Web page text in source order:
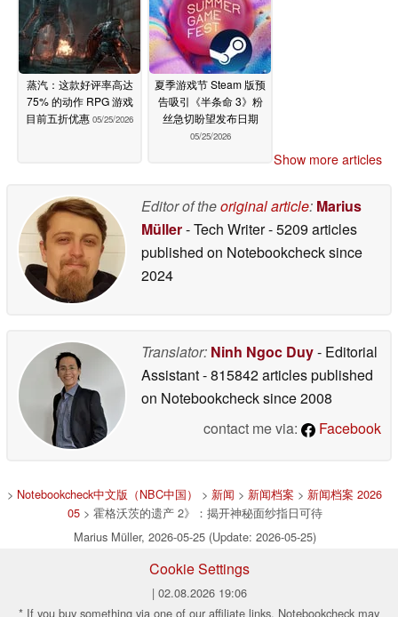
蒸汽：这款好评率高达
75% 的动作 RPG 游戏
目前五折优惠 05/25/2026
夏季游戏节 Steam 版预
告吸引《半条命 3》粉
丝急切盼望发布日期
05/25/2026
Show more articles
Editor of theoriginal article: Marius
Müller- Tech Writer- 5209 articles
published on Notebookchecksince
2024
Translator: Ninh Ngoc Duy- Editorial
Assistant- 815842 articles published
on Notebookchecksince 2008
contact me via:
Facebook
> Notebookcheck中文版（NBC中国） > 新闻 > 新闻档案 > 新闻档案 2026
05> 霍格沃茨的遗产 2》：揭开神秘面纱指日可待
Marius Müller, 2026-05-25 (Update: 2026-05-25)
Cookie Settings
| 02.08.2026 19:06
* If you buy something via one of our affiliate links, Notebookcheck may